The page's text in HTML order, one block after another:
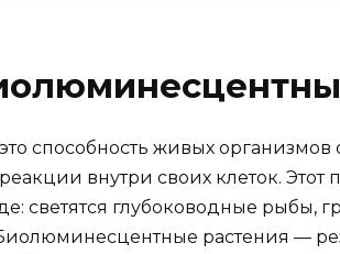
способность живых организмов
внутри своих клеток.
светятся глубоководные рыбы,
растения —